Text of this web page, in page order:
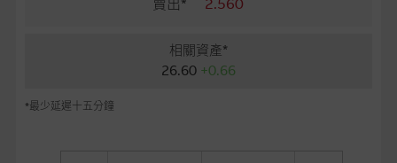
賣出* 2.560
相關資產*
26.60 +0.66
*最少延遲十五分鐘